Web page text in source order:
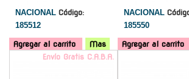
NACIONAL Código:
185512
Agregar al carrito Mas
NACIONAL
185550
Agregar al carrito
Envío Gratis C.A.B.A.